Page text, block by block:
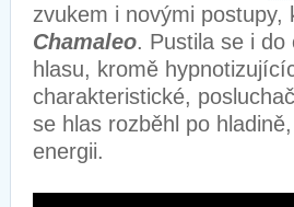
zvukem i novými
Chamaleo. Pustila se i
hlasu, kromě
charakteristické,
se hlas rozběhl po
energii.